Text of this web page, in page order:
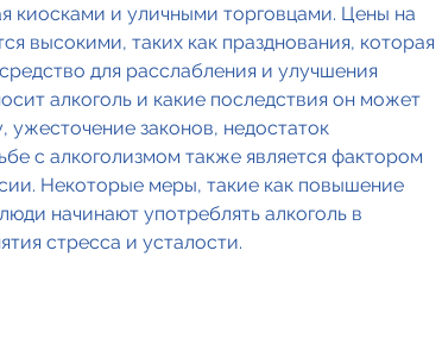
киосками и уличными торговцами. Цены на
высокими, таких как празднования, которая
для расслабления и улучшения
алкоголь и какие последствия он может
ужесточение законов, недостаток
с алкоголизмом также является фактором
Некоторые меры, такие как повышение
начинают употреблять алкоголь в
стресса и усталости.